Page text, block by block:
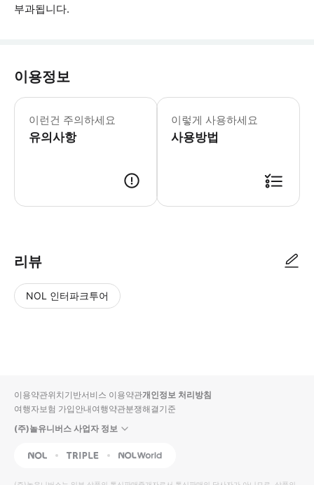
부과됩니다.
이용정보
이런건 주의하세요
유의사항
4 세 미만의 어린이는 무료이며 요리
이렇게 사용하세요
사용방법
리뷰
NOL 인터파크투어
입니
다.
높
동
순
상
이용약관위치기반서비스 이용약관개인정보 처리방침
여행자보험 가입안내여행약관분쟁해결기준
(주)놀유니버스 사업자 정보
NOL Triple Interpark Global